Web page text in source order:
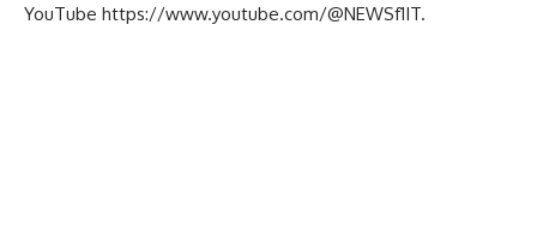
YouTube https://www.youtube.com/@NEWSf1IT.